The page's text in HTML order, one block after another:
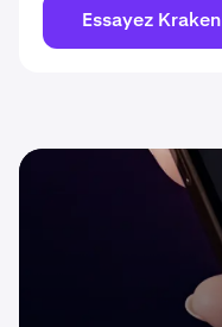
Essayez Kraken